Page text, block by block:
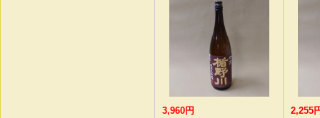
3,960円
2,255